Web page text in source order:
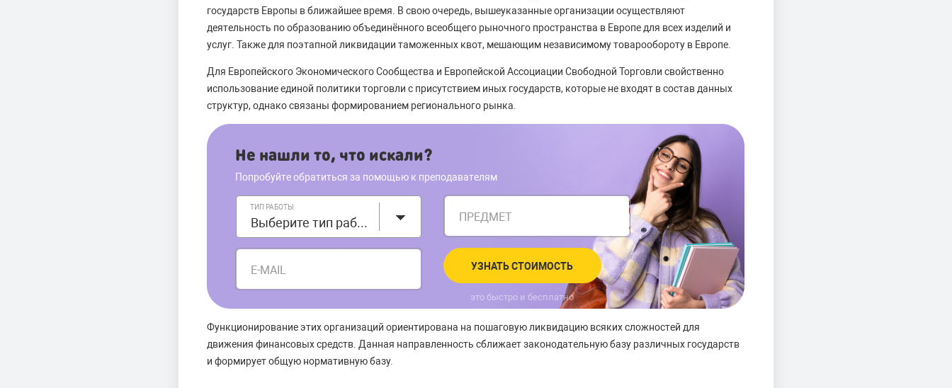
государств Европы в ближайшее время. В свою очередь, вышеуказанные организации осуществляют
деятельность по образованию объединённого всеобщего рыночного пространства в Европе для всех изделий и
услуг. Также для поэтапной ликвидации таможенных квот, мешающим независимому товарообороту в Европе.
Для Европейского Экономического Сообщества и Европейской Ассоциации Свободной Торговли свойственно
использование единой политики торговли с присутствием иных государств, которые не входят в состав данных
структур, однако связаны формированием регионального рынка.
Не нашли то, что искали?
Попробуйте обратиться за помощью к преподавателям
ТИП РАБОТЫ
Выберите тип работы ПРЕДМЕТ
E-MAIL УЗНАТЬ СТОИМОСТЬ
это быстро и бесплатно
Функционирование этих организаций ориентирована на пошаговую ликвидацию всяких сложностей для
движения финансовых средств. Данная направленность сближает законодательную базу различных государств
и формирует общую нормативную базу.